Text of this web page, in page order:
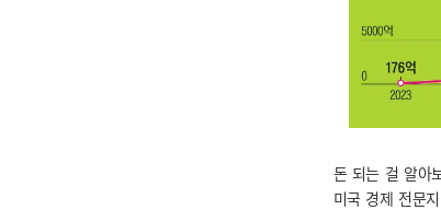
돈 되는 걸 알아
미국 경제 전문